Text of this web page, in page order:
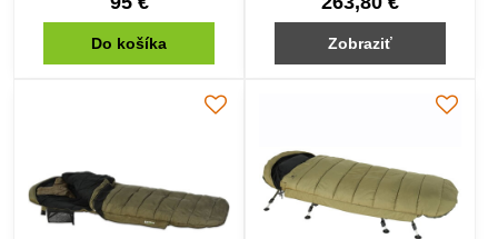
Do košíka Zobraziť